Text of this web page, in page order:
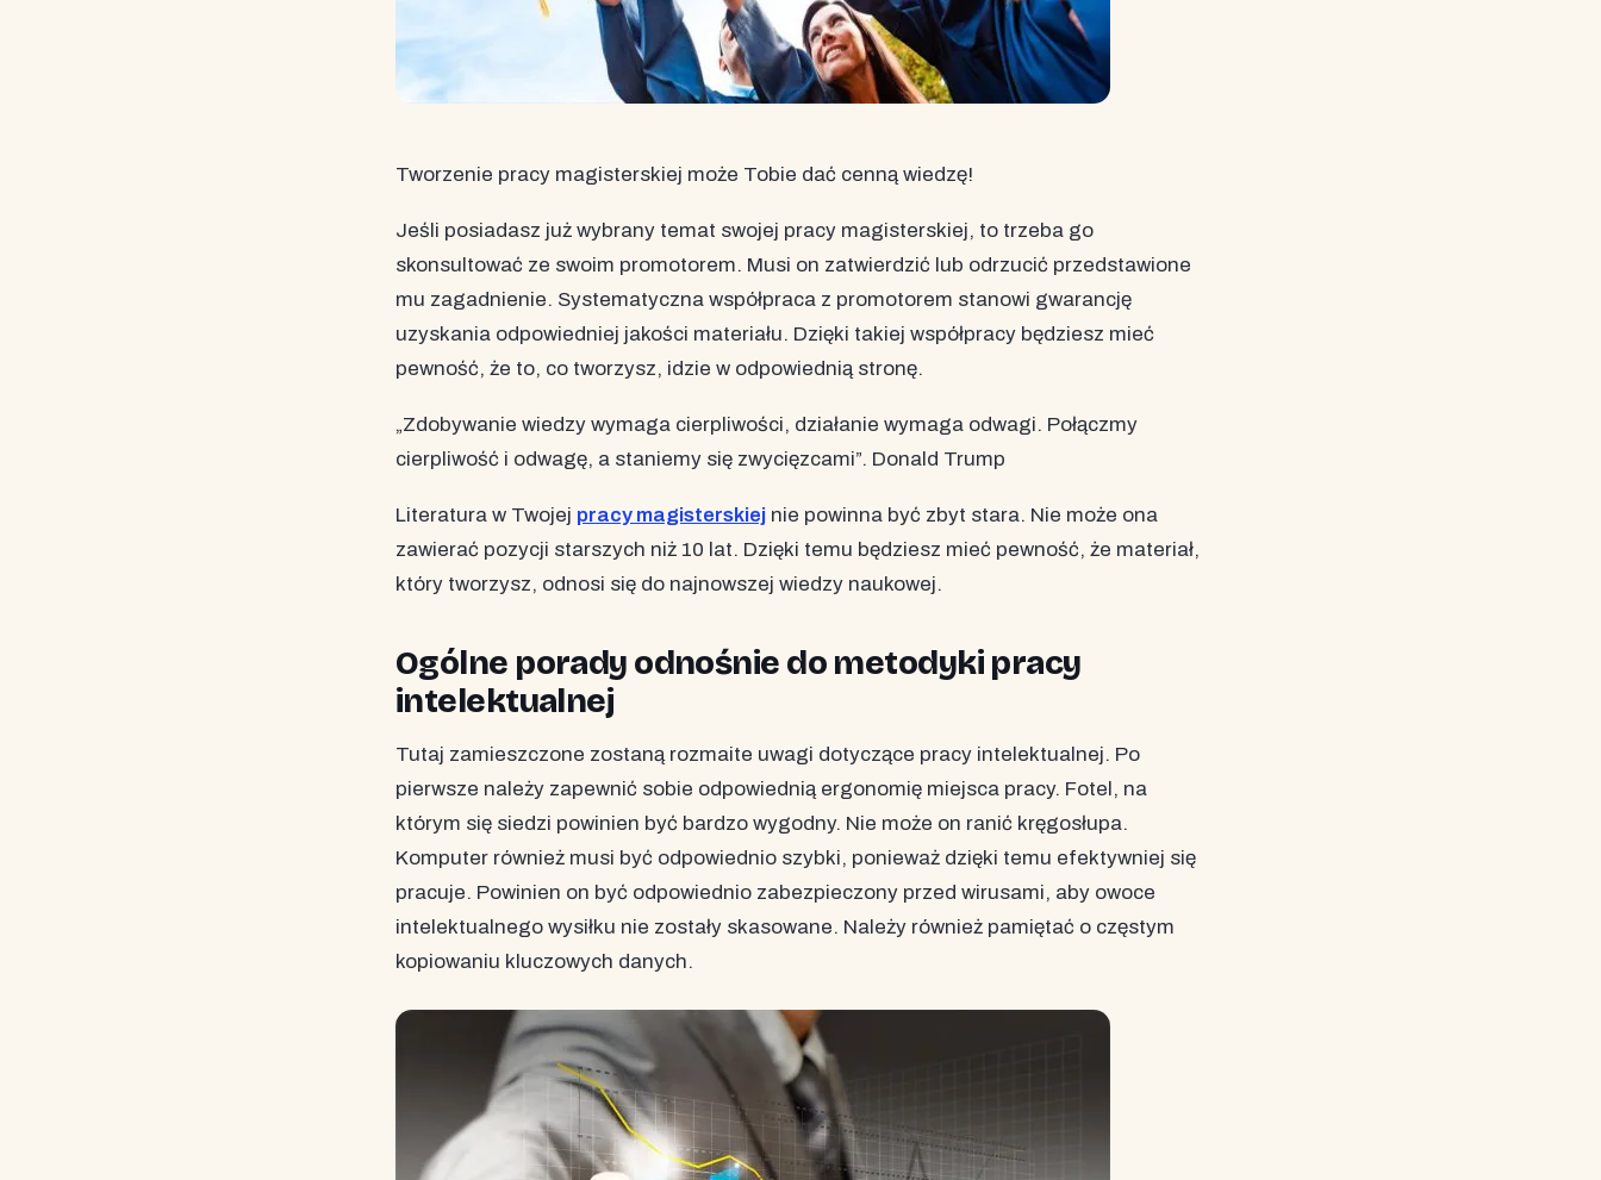
Tworzenie pracy magisterskiej może Tobie dać cenną wiedzę!
Jeśli posiadasz już wybrany temat swojej pracy magisterskiej, to trzeba go
skonsultować ze swoim promotorem. Musi on zatwierdzić lub odrzucić przedstawione
mu zagadnienie. Systematyczna współpraca z promotorem stanowi gwarancję
uzyskania odpowiedniej jakości materiału. Dzięki takiej współpracy będziesz mieć
pewność, że to, co tworzysz, idzie w odpowiednią stronę.
„Zdobywanie wiedzy wymaga cierpliwości, działanie wymaga odwagi. Połączmy
cierpliwość i odwagę, a staniemy się zwycięzcami”. Donald Trump
Literatura w Twojej pracy magisterskiej nie powinna być zbyt stara. Nie może ona
zawierać pozycji starszych niż 10 lat. Dzięki temu będziesz mieć pewność, że materiał,
który tworzysz, odnosi się do najnowszej wiedzy naukowej.
Ogólne porady odnośnie do metodyki pracy
intelektualnej
Tutaj zamieszczone zostaną rozmaite uwagi dotyczące pracy intelektualnej. Po
pierwsze należy zapewnić sobie odpowiednią ergonomię miejsca pracy. Fotel, na
którym się siedzi powinien być bardzo wygodny. Nie może on ranić kręgosłupa.
Komputer również musi być odpowiednio szybki, ponieważ dzięki temu efektywniej się
pracuje. Powinien on być odpowiednio zabezpieczony przed wirusami, aby owoce
intelektualnego wysiłku nie zostały skasowane. Należy również pamiętać o częstym
kopiowaniu kluczowych danych.